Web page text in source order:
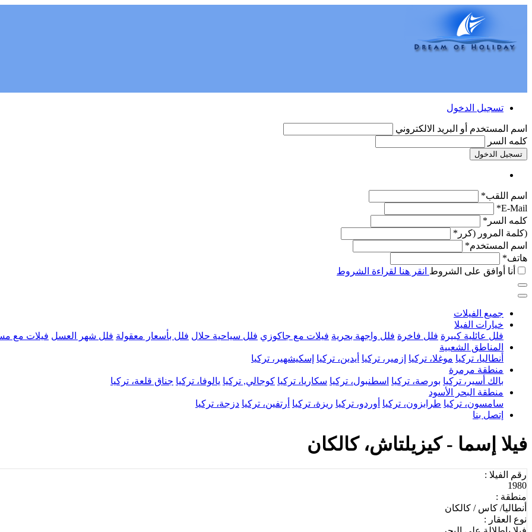
تسجيل الدخول
اسم المستخدم أو البريد الالكتروني
كلمه السر
تسجيل الدخول
اسم اللقب*
E-Mail*
كلمه السر*
(كلمة المرور (كرر*
اسم المستخدم*
هاتف*
أنا أوافق على الشروط انقر هنا لقراءة الشروط
جميع الفيلات
خيارات الفيلا
فلل عائلية كبيرة فلل فاخرة فلل واجهة بحرية فيلات مع جاكوزي فلل سياحية حلال فلل بأسعار معقولة فلل شهر العسل فيلات مع
المناطق الشعبية
أنطاليا، تركيا موغلا، تركيا إزمير، تركيا أيدين، تركيا إسكيشهير، تركيا
منطقة مرمرة
بالك أسير، تركيا بورصة، تركيا اسطنبول، تركيا سكاريا، تركيا كوجالي, تركيا يالوفا، تركيا جناق قلعة، تركيا
منطقة البحر الأسود
سامسون، تركيا طرابزون، تركيا أوردو، تركيا ريزة، تركيا أرتفين، تركيا دزجة، تركيا
إتصل بنا
فيلا إسما - كيزيلتاش، كالكان
رقم الفيلا :
1980
منطقة :
أنطاليا/ كاس / كالكان
نوع العقار :